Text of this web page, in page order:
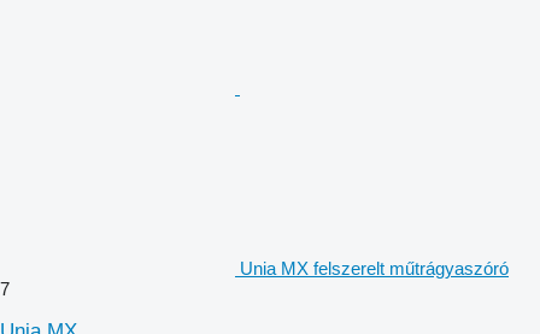
Unia MX felszerelt műtrágyaszóró
7